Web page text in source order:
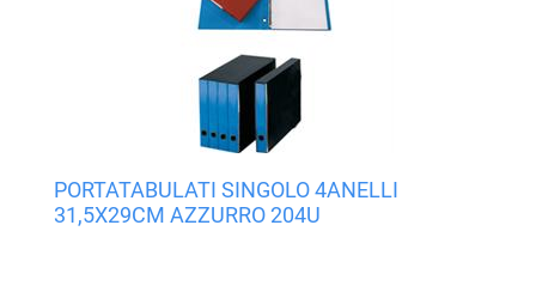
PORTATABULATI SINGOLO 4ANELLI
31,5X29CM AZZURRO 204U